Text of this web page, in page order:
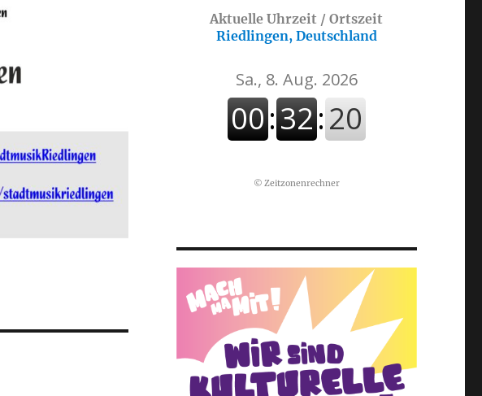
Aktuelle Uhrzeit / Ortszeit
Riedlingen, Deutschland
© Zeitzonenrechner